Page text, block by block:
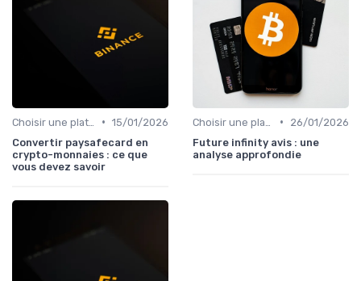
• 15/01/2026
Convertir paysafecard en
crypto-monnaies : ce que
vous devez savoir
•
26/01/2026
Future infinity avis : une
analyse approfondie